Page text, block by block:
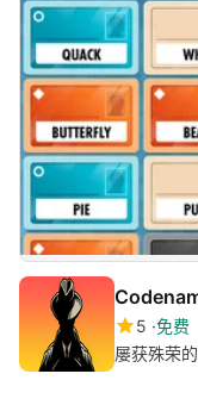
5 免费
屡获殊荣